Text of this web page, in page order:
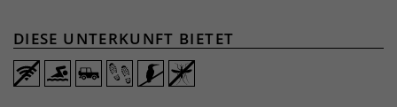
DIESE UNTERKUNFT BIETET